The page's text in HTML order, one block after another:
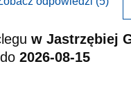
w Jastrzębiej
do 2026-08-15